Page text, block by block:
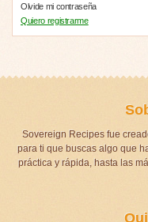
Olvide mi contraseña
Quiero registrarme
Sovereign Recipes fue
para ti que buscas algo que
práctica y rápida, hasta las